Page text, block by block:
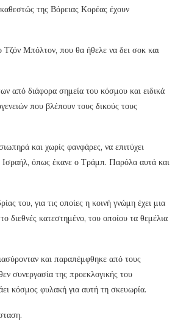
της Βόρειας Κορέας έχουν
Τζόν Μπόλτον, που θα ήθελε να δει σοκ και
από διάφορα σημεία του κόσμου και ειδικά
που βλέπουν τους δικούς τους
και χωρίς φανφάρες, να επιτύχει
Ισραήλ, όπως έκανε ο Τράμπ. Παρόλα αυτά και
του, για τις οποίες η κοινή γνώμη έχει μια
διεθνές κατεστημένο, του οποίου τα θεμέλια
και παραπέμφθηκε από τους
συνεργασία της προεκλογικής του
κόσμος φυλακή για αυτή τη σκευωρία.